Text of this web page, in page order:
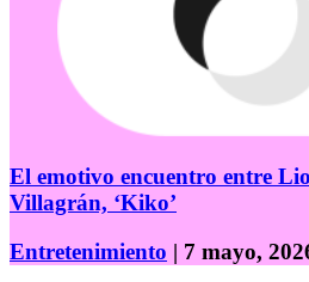
El emotivo encuentro entre
Villagrán, ‘Kiko’
Entretenimiento | 7 mayo,